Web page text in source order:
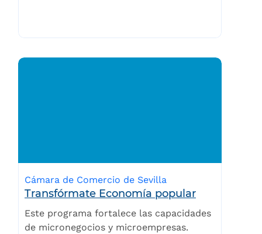
Cámara de Comercio de Sevilla
Transfórmate Economía popular
Este programa fortalece las capacidades
de micronegocios y microempresas.